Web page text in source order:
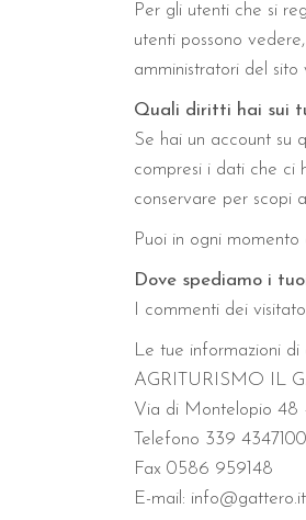
Per gli utenti che si
utenti possono
amministratori del
Quali diritti hai sui
Se hai un account su
compresi i dati che ci
conservare per scopi
Puoi in ogni
Dove spediamo i
I commenti dei
Le tue informazioni di
AGRITURISMO IL
Via di Montelopio 48
Telefono 339 4347100
Fax 0586 959148
E-mail: info@gattero.it